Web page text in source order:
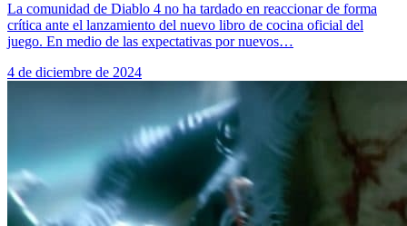
La comunidad de Diablo 4 no ha tardado en reaccionar de forma
crítica ante el lanzamiento del nuevo libro de cocina oficial del
juego. En medio de las expectativas por nuevos…
4 de diciembre de 2024